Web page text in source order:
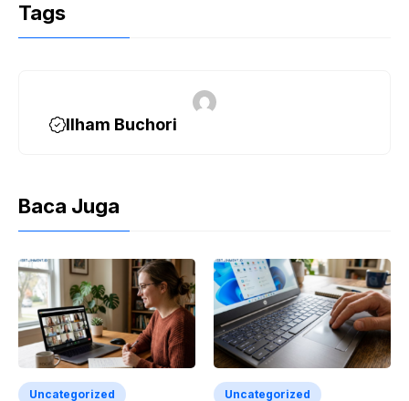
Tags
Ilham Buchori
Baca Juga
Uncategorized Uncategorized